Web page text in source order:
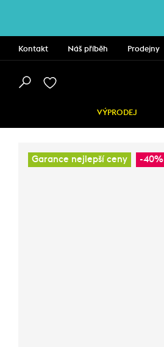
Kontakt Náš příběh Prodejny
VÝPRODEJ
Garance nejlepší ceny -40%